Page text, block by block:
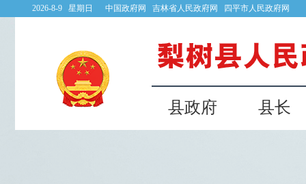
2026-8-9 星期日 中国政府网 吉林省人民政府网 四平市人民政府网
县政府 县长